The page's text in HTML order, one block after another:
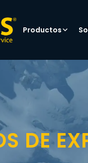
Productos
DE